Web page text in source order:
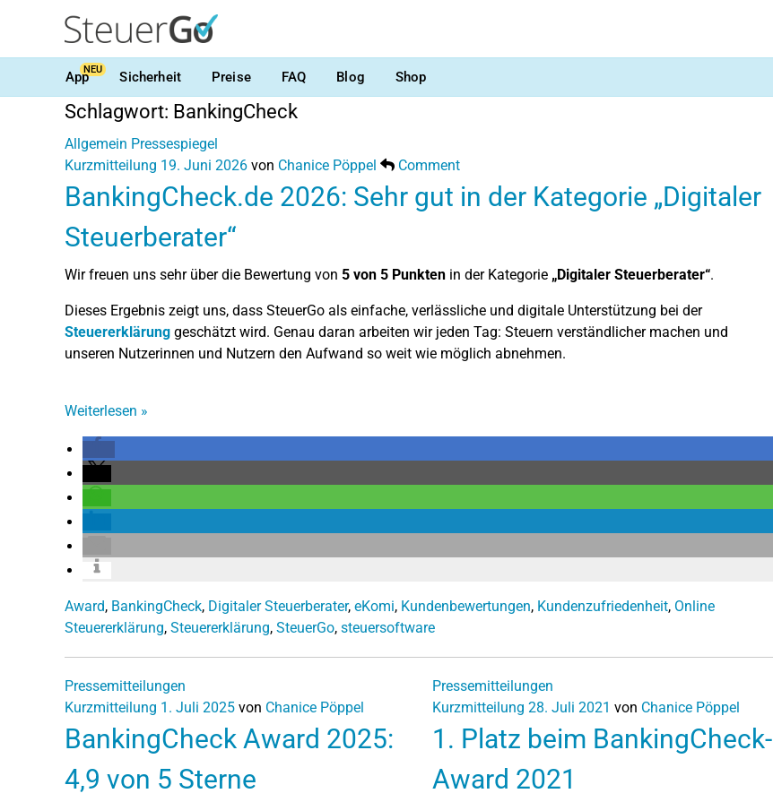
AppNEU Sicherheit Preise FAQ Blog Shop
Schlagwort: BankingCheck
Allgemein Pressespiegel
Kurzmitteilung 19. Juni 2026 von Chanice Pöppel Comment
BankingCheck.de 2026: Sehr gut in der Kategorie „Digitaler
Steuerberater“
Wir freuen uns sehr über die Bewertung von 5 von 5 Punkten in der Kategorie „Digitaler Steuerberater“.
Dieses Ergebnis zeigt uns, dass SteuerGo als einfache, verlässliche und digitale Unterstützung bei der
Steuererklärung geschätzt wird. Genau daran arbeiten wir jeden Tag: Steuern verständlicher machen und
unseren Nutzerinnen und Nutzern den Aufwand so weit wie möglich abnehmen.
Weiterlesen »
Award, BankingCheck, Digitaler Steuerberater, eKomi, Kundenbewertungen, Kundenzufriedenheit, Online
Steuererklärung, Steuererklärung, SteuerGo, steuersoftware
Pressemitteilungen
Kurzmitteilung 1. Juli 2025 von Chanice Pöppel
BankingCheck Award 2025:
4,9 von 5 Sterne
Pressemitteilungen
Kurzmitteilung 28. Juli 2021 von Chanice Pöppel
1. Platz beim BankingCheck-
Award 2021